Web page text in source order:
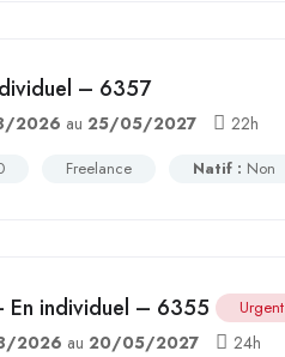
– 6357
2026 au 25/05/2027 22h
Freelance Natif : Non
En individuel – 6355 Urgent
2026 au 20/05/2027 24h